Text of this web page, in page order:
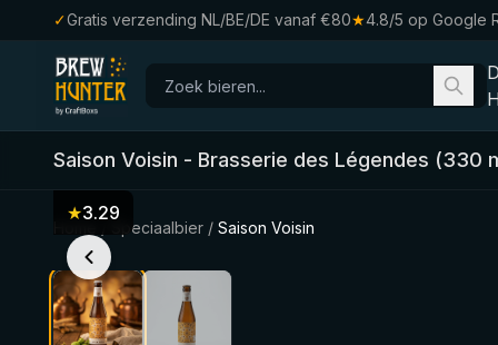
✓Gratis verzending NL/BE/DE vanaf €80★4.8/5 op Google
Saison Voisin - Brasserie des Légendes (330
Speciaalbier / Saison Voisin
★3.29